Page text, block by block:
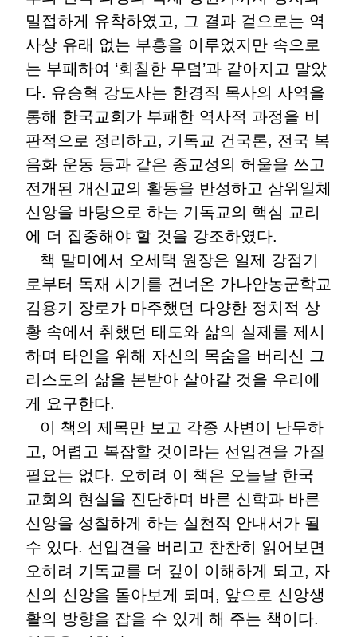
밀접하게 유착하였고, 그 결과 겉으로는 역
사상 유래 없는 부흥을 이루었지만 속으로
는 부패하여 ‘회칠한 무덤’과 같아지고 말았
다. 유승혁 강도사는 한경직 목사의 사역을
통해 한국교회가 부패한 역사적 과정을 비
판적으로 정리하고, 기독교 건국론, 전국 복
음화 운동 등과 같은 종교성의 허울을 쓰고
전개된 개신교의 활동을 반성하고 삼위일체
신앙을 바탕으로 하는 기독교의 핵심 교리
에 더 집중해야 할 것을 강조하였다.
책 말미에서 오세택 원장은 일제 강점기
로부터 독재 시기를 건너온 가나안농군학교
김용기 장로가 마주했던 다양한 정치적 상
황 속에서 취했던 태도와 삶의 실제를 제시
하며 타인을 위해 자신의 목숨을 버리신 그
리스도의 삶을 본받아 살아갈 것을 우리에
게 요구한다.
이 책의 제목만 보고 각종 사변이 난무하
고, 어렵고 복잡할 것이라는 선입견을 가질
필요는 없다. 오히려 이 책은 오늘날 한국
교회의 현실을 진단하며 바른 신학과 바른
신앙을 성찰하게 하는 실천적 안내서가 될
수 있다. 선입견을 버리고 찬찬히 읽어보면
오히려 기독교를 더 깊이 이해하게 되고, 자
신의 신앙을 돌아보게 되며, 앞으로 신앙생
활의 방향을 잡을 수 있게 해 주는 책이다.